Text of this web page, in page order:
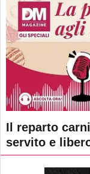
Il reparto
servito e